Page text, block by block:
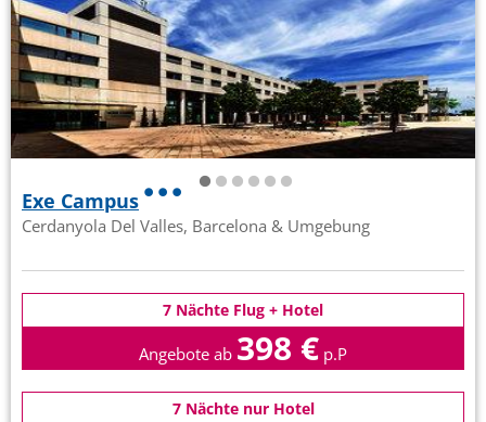
Exe Campus
Cerdanyola Del Valles, Barcelona & Umgebung
7 Nächte Flug + Hotel
Angebote ab 398 € p.P
7 Nächte nur Hotel